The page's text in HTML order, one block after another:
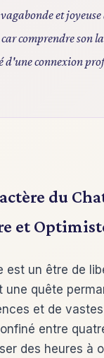
et joyeuse
comprendre son
d'une connexion
du
et
est un être de
une quête
et de
entre
des heures à